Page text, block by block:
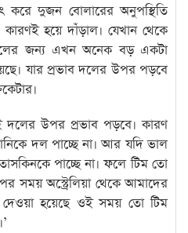
দুজন বোলারের অনুপস্থিতি
হয়ে দাঁড়াল। যেখান থেকে
জন্য এখন অনেক বড় একটা
যার প্রভাব দলের উপর পড়বে
উপর প্রভাব পড়বে। কারণ
দল পাচ্ছে না। আর যদি ভাল
পাচ্ছে না। ফলে টিম তো
সময় অস্ট্রেলিয়া থেকে আমাদের
হয়েছে ওই সময় তো টিম